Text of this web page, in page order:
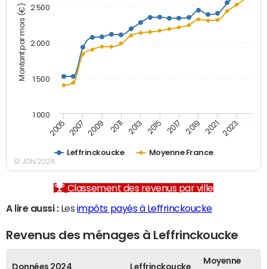
Montant par mois (€)
Leffrinckoucke Moyenne France
2005 2007 2009 2011 2013 2015 2017 2019 2021 2023
1 000
1 500
2 000
2 500
© JDN 2026
Classement des revenus par ville
A lire aussi :Les impôts payés à Leffrinckoucke
Revenus des ménages à Leffrinckoucke
Données 2024 Leffrinckoucke
Moyenne